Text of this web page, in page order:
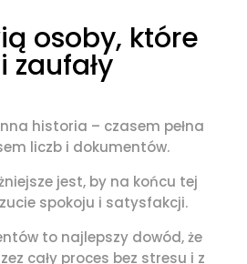
osoby, które
zaufały
historia – czasem pełna
liczb i dokumentów.
jest, by na końcu tej
spokoju i satysfakcji.
to najlepszy dowód, że
cały proces bez stresu i z